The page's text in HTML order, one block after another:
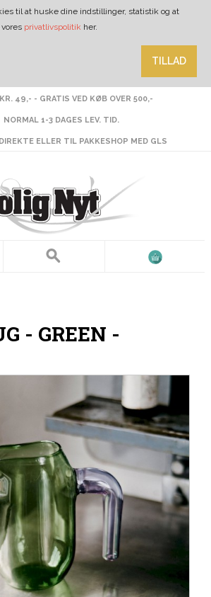
til at huske dine indstillinger, statistik og at
privatlivspolitik her.
TILLAD
49,- - GRATIS VED KØB OVER 500,-
NORMAL 1-3 DAGES LEV. TID.
ELLER TIL PAKKESHOP MED GLS
- GREEN -